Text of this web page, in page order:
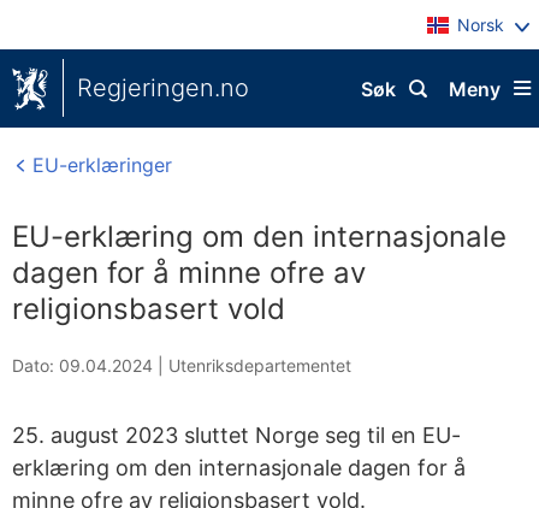
Norsk
Regjeringen.no Meny
Søk
EU-erklæringer
EU-erklæring om den internasjonale
dagen for å minne ofre av
religionsbasert vold
Dato: 09.04.2024 Utenriksdepartementet
25. august 2023 sluttet Norge seg til en EU-
erklæring om den internasjonale dagen for å
minne ofre av religionsbasert vold.